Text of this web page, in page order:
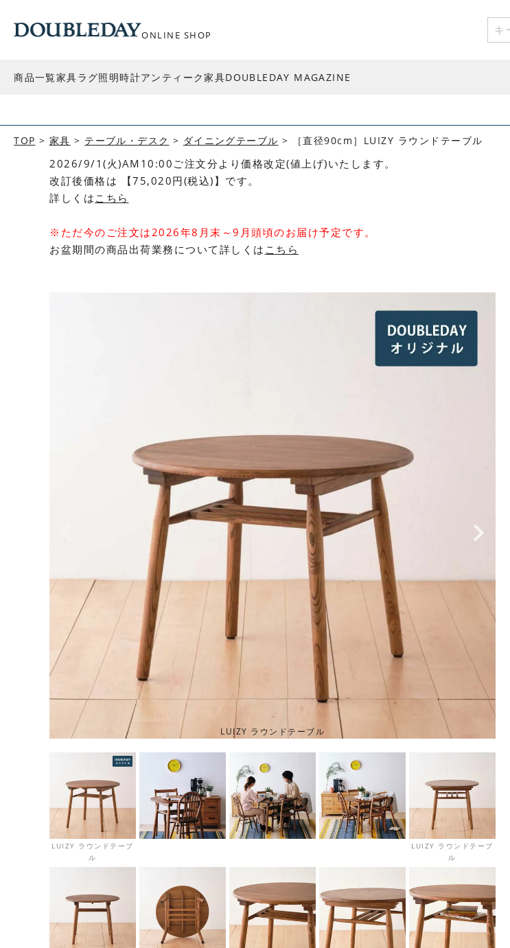
ONLINE SHOP
商品一覧家具ラグ照明時計アンティーク家具DOUBLEDAY MAGAZINE
TOP 家具 テーブル・デスク ダイニングテーブル ［直径90cm］LUIZY ラウンドテーブル
2026/9/1(火)AM10:00ご注文分より価格改定(値上げ)いたします。
改訂後価格は 【75,020円(税込)】です。
詳しくは こちら
※ただ今のご注文は2026年8月末～9月頭頃のお届け予定です。
お盆期間の商品出荷業務について詳しくは こちら
LUIZY ラウンドテーブル
LUIZY ラウンドテーブ
ル
LUIZY ラウンドテーブ
ル